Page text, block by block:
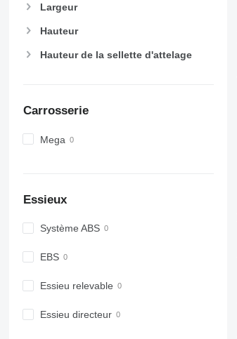
Largeur
Hauteur
Hauteur de la sellette d'attelage
Carrosserie
Mega
Essieux
Système ABS
EBS
Essieu relevable
Essieu directeur